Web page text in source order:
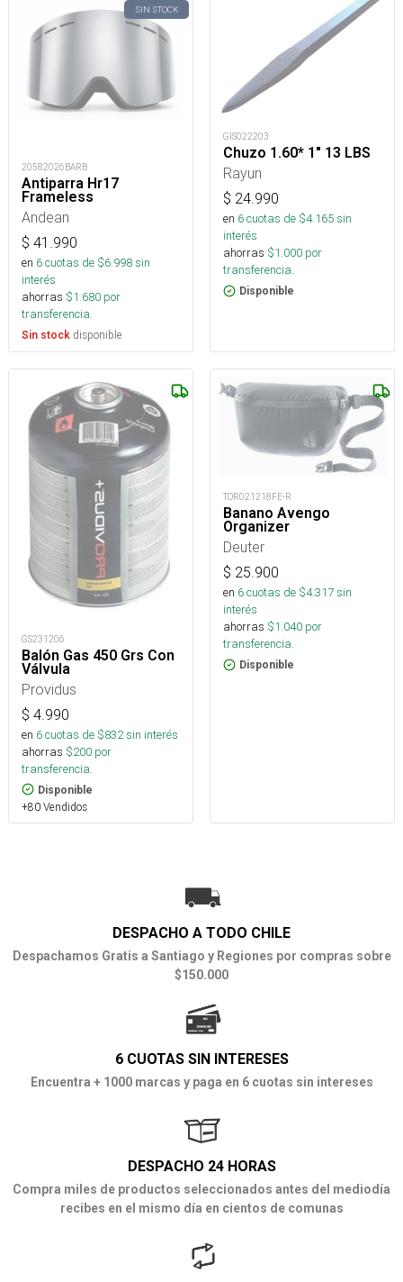
SIN STOCK
20582026BARB
Antiparra Hr17
Frameless
Andean
$ 41.990
en 6cuotas de $6.998sin
interés
ahorras $1.680 por
transferencia.
Sin stock disponible
GIS022203
Chuzo 1.60* 1" 13 LBS
Rayun
$ 24.990
en 6cuotas de $4.165sin
interés
ahorras $1.000 por
transferencia.
Disponible
GS231206
Balón Gas 450 Grs Con
Válvula
Providus
$ 4.990
en 6cuotas de $832sin interés
ahorras $200 por
transferencia.
Disponible
+80 Vendidos
TOR021218FE-R
Banano Avengo
Organizer
Deuter
$ 25.900
en 6cuotas de $4.317sin
interés
ahorras $1.040 por
transferencia.
Disponible
DESPACHO A TODO CHILE
Despachamos Gratis a Santiago y Regiones por compras sobre
$150.000
6 CUOTAS SIN INTERESES
Encuentra + 1000 marcas y paga en 6 cuotas sin intereses
DESPACHO 24 HORAS
Compra miles de productos seleccionados antes del mediodía
recibes en el mismo día en cientos de comunas